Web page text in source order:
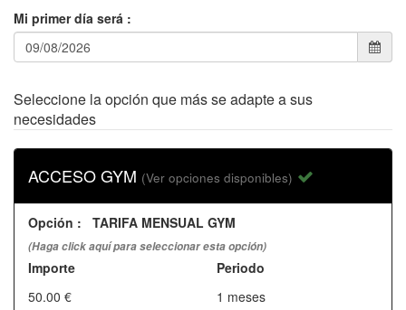
Mi primer día será :
Seleccione la opción que más se adapte a sus
necesidades
ACCESO GYM (Ver opciones disponibles)
Opción : TARIFA MENSUAL GYM
(Haga click aquí para seleccionar esta opción)
Importe
50.00 €
Periodo
1 meses